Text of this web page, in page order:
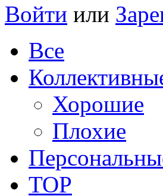
Войти или
Все
Хорошие
Плохие
TOP